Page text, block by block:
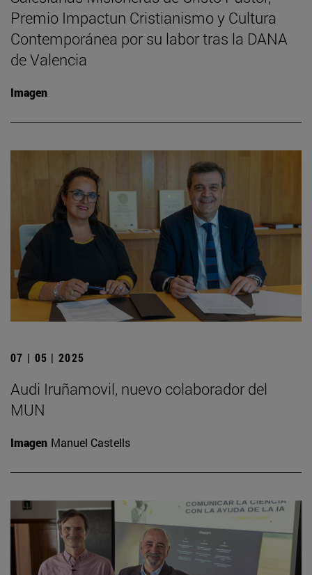
Premio Impactun Cristianismo y Cultura
Contemporánea por su labor tras la DANA
de Valencia
Imagen
07 | 05 | 2025
Audi Iruñamovil, nuevo colaborador del
MUN
Imagen Manuel Castells